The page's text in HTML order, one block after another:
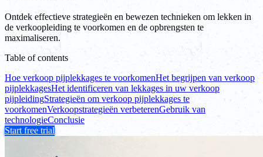
Ontdek effectieve strategieën en bewezen technieken om lekken in
de verkoopleiding te voorkomen en de opbrengsten te
maximaliseren.
Table of contents
Hoe verkoop pijplekkages te voorkomenHet begrijpen van verkoop
pijplekkagesHet identificeren van lekkages in uw verkoop
pijpleidingStrategieën om verkoop pijplekkages te
voorkomenVerkoopstrategieën verbeterenGebruik van
technologieConclusie
Start free trial